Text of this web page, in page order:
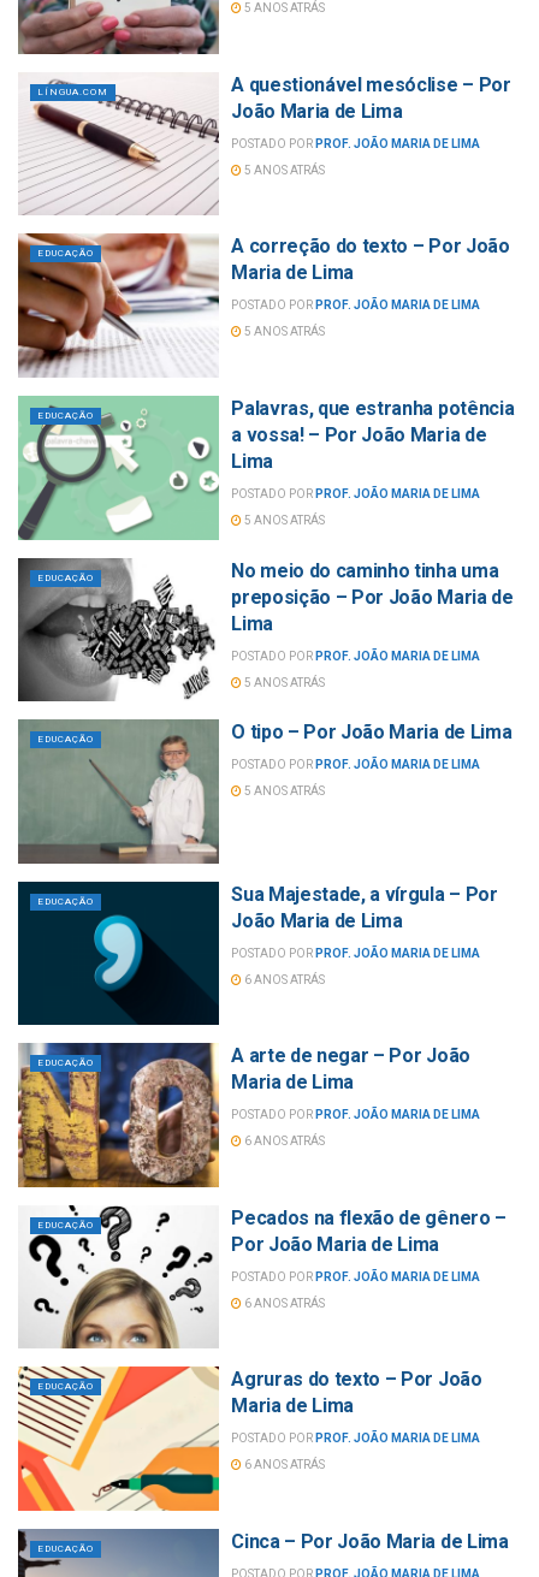
5 ANOS ATRÁS
LÍNGUA.COM
A questionável mesóclise – Por
João Maria de Lima
POSTADO POR PROF. JOÃO MARIA DE LIMA
5 ANOS ATRÁS
EDUCAÇÃO
A correção do texto – Por João
Maria de Lima
POSTADO POR PROF. JOÃO MARIA DE LIMA
5 ANOS ATRÁS
EDUCAÇÃO
Palavras, que estranha potência
a vossa! – Por João Maria de
Lima
POSTADO POR PROF. JOÃO MARIA DE LIMA
5 ANOS ATRÁS
EDUCAÇÃO
No meio do caminho tinha uma
preposição – Por João Maria de
Lima
POSTADO POR PROF. JOÃO MARIA DE LIMA
5 ANOS ATRÁS
EDUCAÇÃO O tipo – Por João Maria de Lima
POSTADO POR PROF. JOÃO MARIA DE LIMA
5 ANOS ATRÁS
EDUCAÇÃO
Sua Majestade, a vírgula – Por
João Maria de Lima
POSTADO POR PROF. JOÃO MARIA DE LIMA
6 ANOS ATRÁS
EDUCAÇÃO
A arte de negar – Por João
Maria de Lima
POSTADO POR PROF. JOÃO MARIA DE LIMA
6 ANOS ATRÁS
EDUCAÇÃO
Pecados na flexão de gênero –
Por João Maria de Lima
POSTADO POR PROF. JOÃO MARIA DE LIMA
6 ANOS ATRÁS
EDUCAÇÃO
Agruras do texto – Por João
Maria de Lima
POSTADO POR PROF. JOÃO MARIA DE LIMA
6 ANOS ATRÁS
EDUCAÇÃO Cinca – Por João Maria de Lima
POSTADO POR PROF. JOÃO MARIA DE LIMA